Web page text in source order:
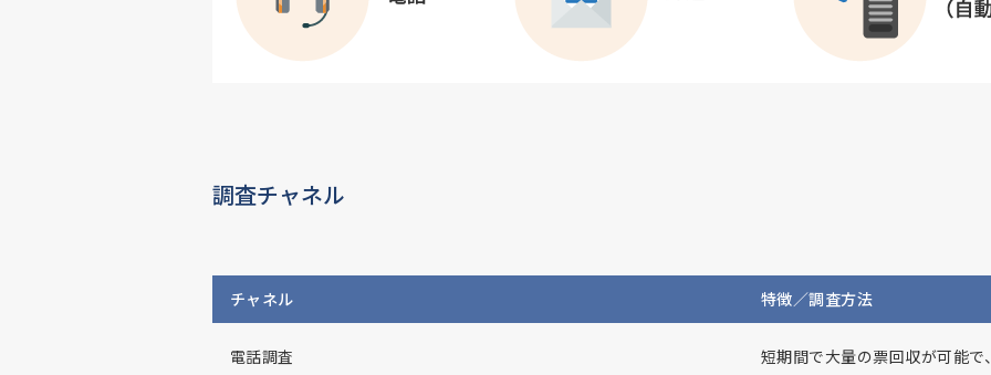
調査チャネル
チャネル 特徴／調査方法
電話調査
短期間で大量の票回収が可能